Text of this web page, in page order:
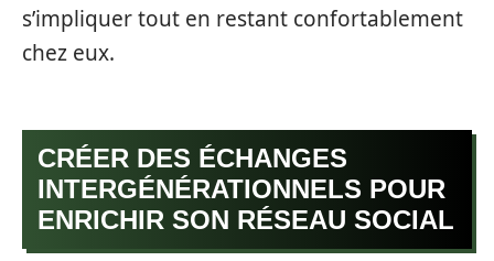
s’impliquer tout en restant confortablement
chez eux.
CRÉER DES ÉCHANGES
INTERGÉNÉRATIONNELS POUR
ENRICHIR SON RÉSEAU SOCIAL